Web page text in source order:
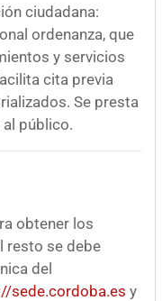
ciudadana:
ordenanza, que
y servicios
cita previa
Se presta
público.
obtener los
resto se debe
del
sede.cordoba.es y